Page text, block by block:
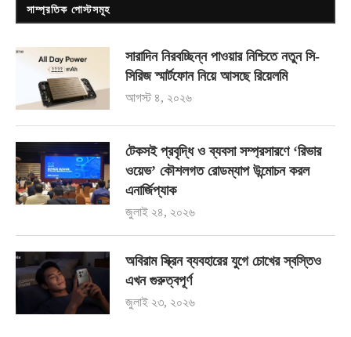
সাম্প্রতিক পোস্টসমূহ
সারাদিন নিরবচ্ছিন্ন পাওয়ার নিশ্চিতে নতুন সি-
সিরিজ স্মার্টফোন নিয়ে আসছে রিয়েলমি
আগস্ট ৪, ২০২৬
টেকসই প্রবৃদ্ধি ও ব্যবসা সম্প্রসারণে ‘রিভার
ওয়েভ’ কৌশলগত রোডম্যাপ উন্মোচন করল
এনার্জিপ্যাক
জুলাই ২৪, ২০২৬
অবিরাম স্ক্রিন ব্যবহারের যুগে চোখের স্বস্তিও
এখন গুরুত্বপূর্ণ
জুলাই ২৩, ২০২৬